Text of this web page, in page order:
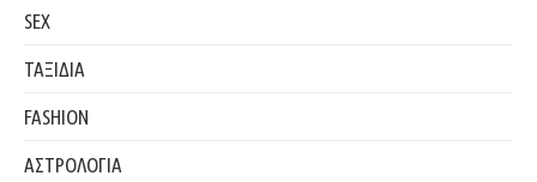
SEX
ΤΑΞΙΔΙΑ
FASHION
ΑΣΤΡΟΛΟΓΙΑ